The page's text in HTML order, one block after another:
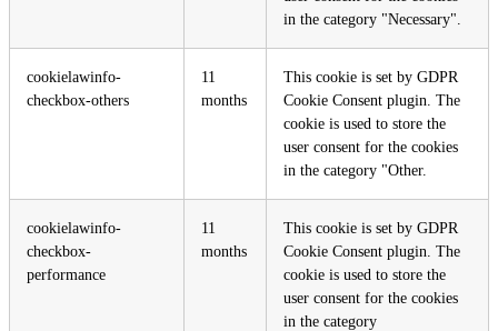
in the category "Necessary".
cookielawinfo-
checkbox-others
11
months
This cookie is set by GDPR
Cookie Consent plugin. The
cookie is used to store the
user consent for the cookies
in the category "Other.
cookielawinfo-
checkbox-
performance
11
months
This cookie is set by GDPR
Cookie Consent plugin. The
cookie is used to store the
user consent for the cookies
in the category